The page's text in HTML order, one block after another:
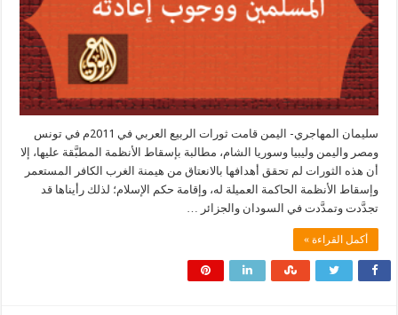
سليمان المهاجري- اليمن قامت ثورات الربيع العربي في 2011م في تونس
ومصر واليمن وليبيا وسوريا الشام، مطالبة بإسقاط الأنظمة المطبَّقة عليها، إلا
أن هذه الثورات لم تحقق أهدافها بالانعتاق من هيمنة الغرب الكافر المستعمر
وإسقاط الأنظمة الحاكمة العميلة له، وإقامة حكم الإسلام؛ لذلك رأيناها قد
تجدَّدت وتمدَّدت في السودان والجزائر …
أكمل القراءة »